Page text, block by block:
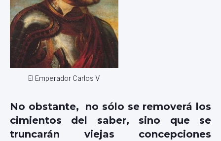
El Emperador Carlos V
No obstante,
no sólo se removerá los
cimientos del saber, sino que se
truncarán viejas concepciones